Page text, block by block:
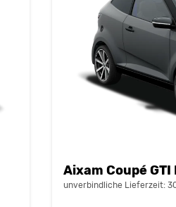
Aixam Coupé
unverbindliche Lieferzeit: